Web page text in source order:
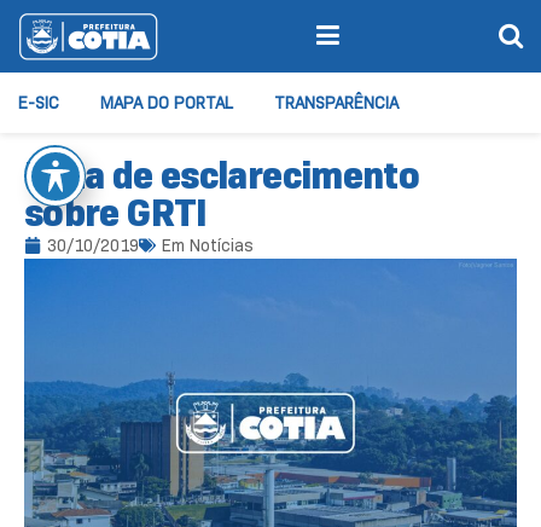
E-SIC MAPA DO PORTAL TRANSPARÊNCIA
Nota de esclarecimento
sobre GRTI
30/10/2019 Em Notícias